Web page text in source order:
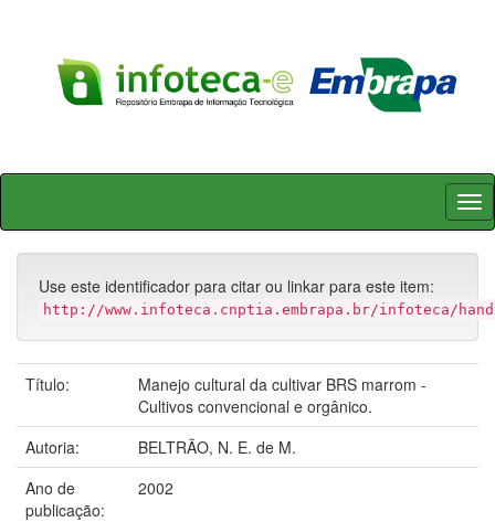
Skip
Use este identificador para citar ou linkar para este item:
http://www.infoteca.cnptia.embrapa.br/infoteca/
Título:
Manejo cultural da cultivar BRS marrom -
Cultivos convencional e orgânico.
Autoria:
BELTRÃO, N. E. de M.
Ano de
publicação:
2002